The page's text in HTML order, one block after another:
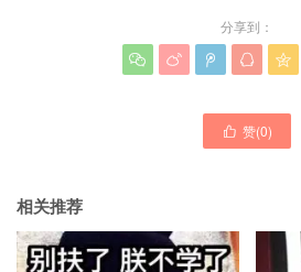
分享到：
    
 赞(0)
相关推荐